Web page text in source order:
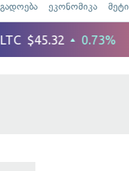
ეკონომიკა მეტი